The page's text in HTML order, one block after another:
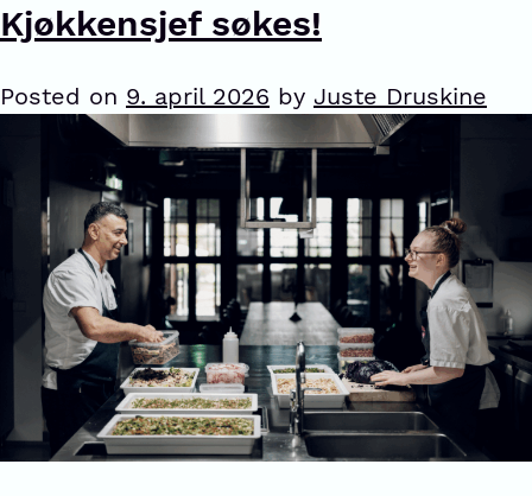
Kjøkkensjef søkes!
Posted on 9. april 2026 by Juste Druskine